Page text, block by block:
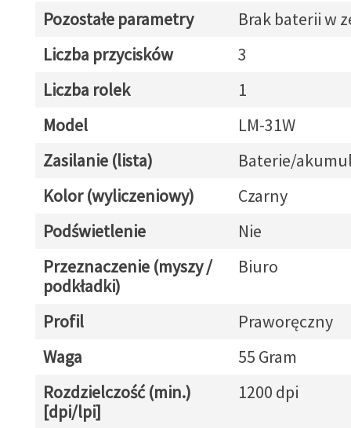
Pozostałe parametry
Brak baterii w
Liczba przycisków
3
Liczba rolek
1
Model
LM-31W
Zasilanie (lista)
Baterie/
Kolor (wyliczeniowy)
Czarny
Podświetlenie
Nie
Przeznaczenie (myszy /
podkładki)
Biuro
Profil
Praworęczny
Waga
55 Gram
Rozdzielczość (min.)
[dpi/lpi]
1200 dpi